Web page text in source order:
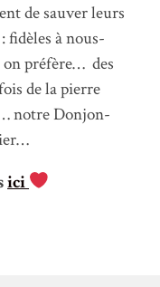
de sauver leurs
fidèles à nous-
on préfère… des
de la pierre
notre Donjon-
ici